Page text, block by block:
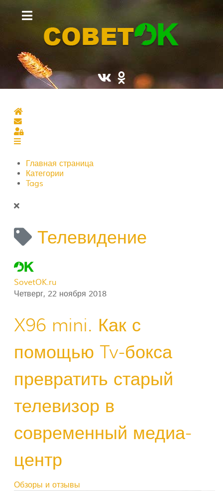
Главная страница
Подписаться на блог
Sign In
Главная страница
Категории
Tags
Телевидение
SovetOK.ru
Четверг, 22 ноября 2018
X96 mini. Как с
помощью Tv-бокса
превратить старый
телевизор в
современный медиа-
центр
Обзоры и отзывы